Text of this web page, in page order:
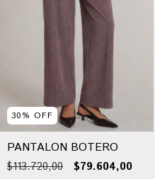
30% OFF
PANTALON BOTERO
$113.720,00 $79.604,00